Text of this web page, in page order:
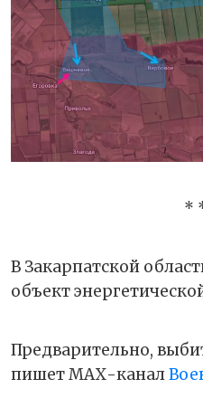
*
В Закарпатской
объект
Предварительно,
пишет МАХ-канал